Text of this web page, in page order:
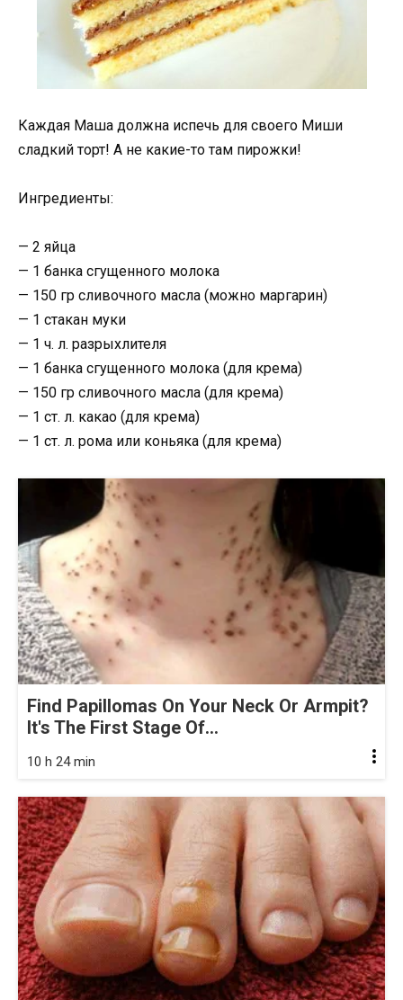
Каждая Маша должна испечь для своего Миши
сладкий торт! А не какие-то там пирожки!
Ингредиенты:
— 2 яйца
— 1 банка сгущенного молока
— 150 гр сливочного масла (можно маргарин)
— 1 стакан муки
— 1 ч. л. разрыхлителя
— 1 банка сгущенного молока (для крема)
— 150 гр сливочного масла (для крема)
— 1 ст. л. какао (для крема)
— 1 ст. л. рома или коньяка (для крема)
Find Papillomas On Your Neck Or Armpit?
It's The First Stage Of...
10 h 24 min